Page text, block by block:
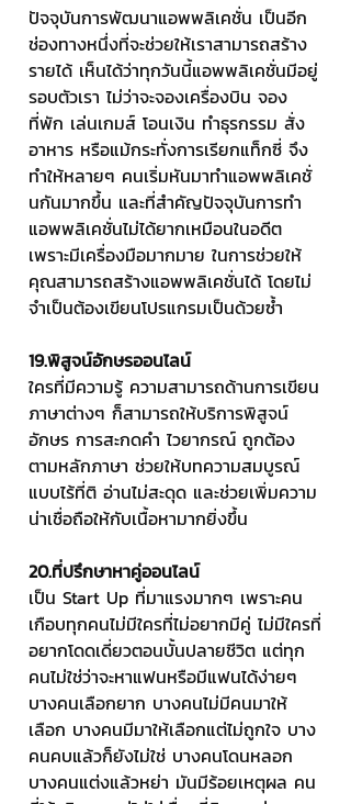
ปัจจุบันการพัฒนาแอพพลิเคชั่น เป็นอีก
ช่องทางหนึ่งที่จะช่วยให้เราสามารถสร้าง
รายได้ เห็นได้ว่าทุกวันนี้แอพพลิเคชั่นมีอยู่
รอบตัวเรา ไม่ว่าจะจองเครื่องบิน จอง
ที่พัก เล่นเกมส์ โอนเงิน ทำธุรกรรม สั่ง
อาหาร หรือแม้กระทั่งการเรียกแท็กซี่ จึง
ทำให้หลายๆ คนเริ่มหันมาทำแอพพลิเคชั่
นกันมากขึ้น และที่สำคัญปัจจุบันการทำ
แอพพลิเคชั่นไม่ได้ยากเหมือนในอดีต
เพราะมีเครื่องมือมากมาย ในการช่วยให้
คุณสามารถสร้างแอพพลิเคชั่นได้ โดยไม่
จำเป็นต้องเขียนโปรแกรมเป็นด้วยซ้ำ
19.พิสูจน์อักษรออนไลน์
ใครที่มีความรู้ ความสามารถด้านการเขียน
ภาษาต่างๆ ก็สามารถให้บริการพิสูจน์
อักษร การสะกดคำ ไวยากรณ์ ถูกต้อง
ตามหลักภาษา ช่วยให้บทความสมบูรณ์
แบบไร้ที่ติ อ่านไม่สะดุด และช่วยเพิ่มความ
น่าเชื่อถือให้กับเนื้อหามากยิ่งขึ้น
20.ที่ปรึกษาหาคู่ออนไลน์
เป็น Start Up ที่มาแรงมากๆ เพราะคน
เกือบทุกคนไม่มีใครที่ไม่อยากมีคู่ ไม่มีใครที่
อยากโดดเดี่ยวตอนบั้นปลายชีวิต แต่ทุก
คนไม่ใช่ว่าจะหาแฟนหรือมีแฟนได้ง่ายๆ
บางคนเลือกยาก บางคนไม่มีคนมาให้
เลือก บางคนมีมาให้เลือกแต่ไม่ถูกใจ บาง
คนคบแล้วก็ยังไม่ใช่ บางคนโดนหลอก
บางคนแต่งแล้วหย่า มันมีร้อยเหตุผล คน